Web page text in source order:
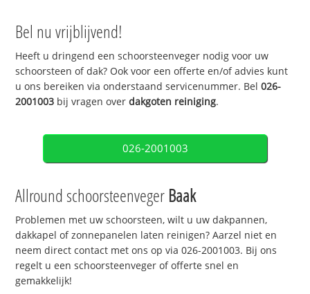
Bel nu vrijblijvend!
Heeft u dringend een schoorsteenveger nodig voor uw
schoorsteen of dak? Ook voor een offerte en/of advies kunt
u ons bereiken via onderstaand servicenummer. Bel026-
2001003 bij vragen overdakgoten reiniging.
026-2001003
Allround schoorsteenveger Baak
Problemen met uw schoorsteen, wilt u uw dakpannen,
dakkapel of zonnepanelen laten reinigen? Aarzel niet en
neem direct contact met ons op via 026-2001003. Bij ons
regelt u een schoorsteenveger of offerte snel en
gemakkelijk!